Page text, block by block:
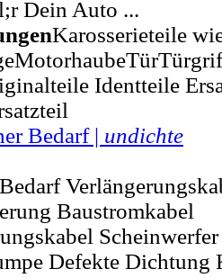
Dein Auto ...
Karosserieteile
Identteile
Bedarf | undichte
Baustromkabel
Defekte Dichtung